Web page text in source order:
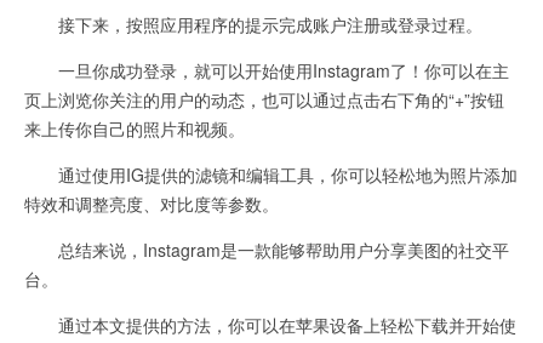
接下来，按照应用程序的提示完成账户注册或登录过程。
一旦你成功登录，就可以开始使用Instagram了！你可以在主
页上浏览你关注的用户的动态，也可以通过点击右下角的“+”按钮
来上传你自己的照片和视频。
通过使用IG提供的滤镜和编辑工具，你可以轻松地为照片添加
特效和调整亮度、对比度等参数。
总结来说，Instagram是一款能够帮助用户分享美图的社交平
台。
通过本文提供的方法，你可以在苹果设备上轻松下载并开始使